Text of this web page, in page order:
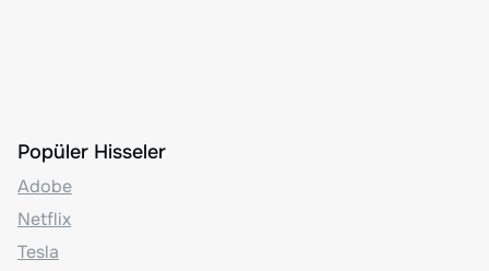
Popüler Hisseler
Adobe
Netflix
Tesla